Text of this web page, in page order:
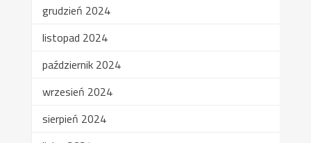
grudzień 2024
listopad 2024
październik 2024
wrzesień 2024
sierpień 2024